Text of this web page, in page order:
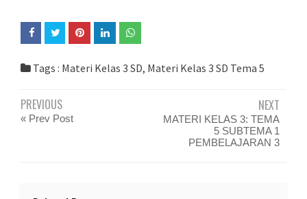
Tags : Materi Kelas 3 SD, Materi Kelas 3 SD Tema 5
PREVIOUS
« Prev Post
NEXT
MATERI KELAS 3: TEMA
5 SUBTEMA 1
PEMBELAJARAN 3